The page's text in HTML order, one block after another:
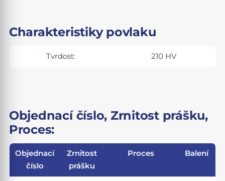
Charakteristiky povlaku
Tvrdost: 210 HV
Objednací číslo, Zrnitost prášku,
Proces:
Objednací
číslo
Zrnitost
prášku
Proces Balení